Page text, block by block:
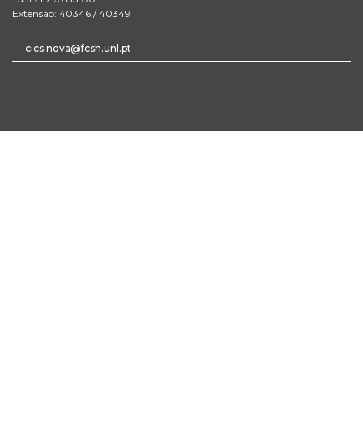
Extensão: 40346 / 40349
cics.nova@fcsh.unl.pt